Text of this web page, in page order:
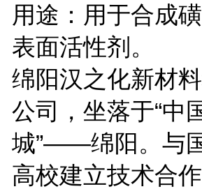
用途：用于合成
表面活性剂。
绵阳汉之化新材
公司，坐落于“中
城”——绵阳。与
高校建立技术合